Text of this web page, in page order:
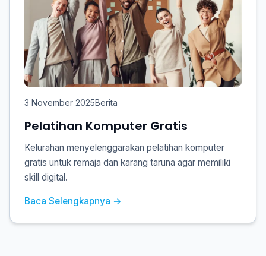
3 November 2025Berita
Pelatihan Komputer Gratis
Kelurahan menyelenggarakan pelatihan komputer
gratis untuk remaja dan karang taruna agar memiliki
skill digital.
Baca Selengkapnya →